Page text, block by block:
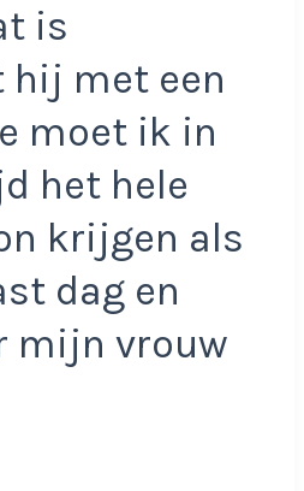
is
hij met een
moet ik in
het hele
krijgen als
dag en
mijn vrouw